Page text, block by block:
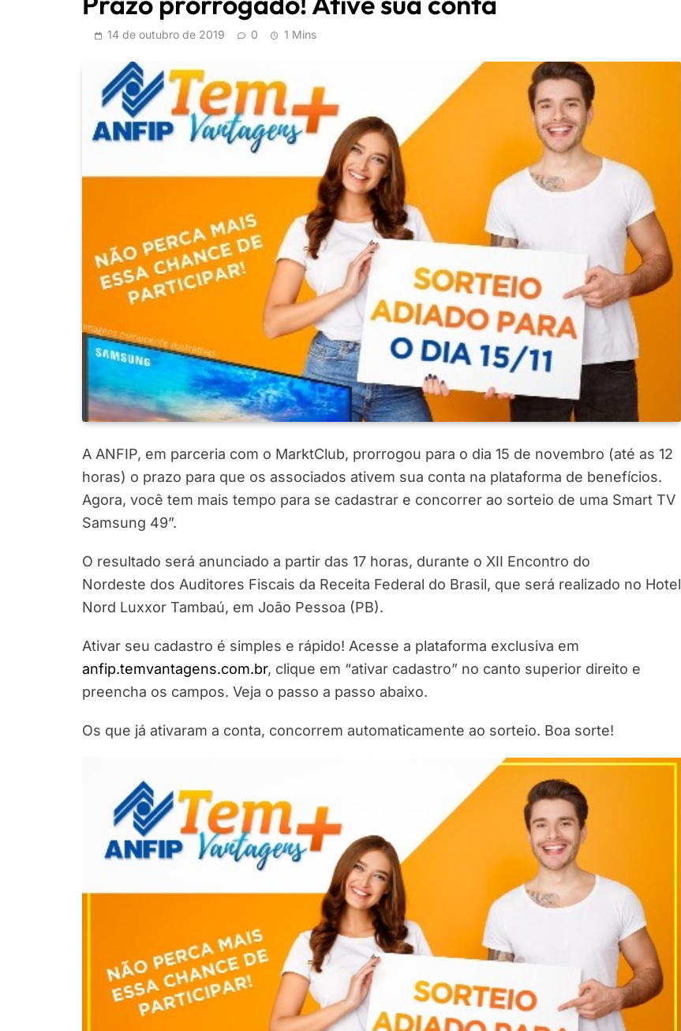
14 de outubro de 2019 0 1 Mins
A ANFIP, em parceria com o MarktClub, prorrogou para o dia 15 de novembro (até as 12
horas) o prazo para que os associados ativem sua conta na plataforma de benefícios.
Agora, você tem mais tempo para se cadastrar e concorrer ao sorteio de uma Smart TV
Samsung 49”.
O resultado será anunciado a partir das 17 horas, durante o XII Encontro do
Nordeste dos Auditores Fiscais da Receita Federal do Brasil, que será realizado no Hotel
Nord Luxxor Tambaú, em João Pessoa (PB).
Ativar seu cadastro é simples e rápido! Acesse a plataforma exclusiva em
anfip.temvantagens.com.br, clique em “ativar cadastro” no canto superior direito e
preencha os campos. Veja o passo a passo abaixo.
Os que já ativaram a conta, concorrem automaticamente ao sorteio. Boa sorte!